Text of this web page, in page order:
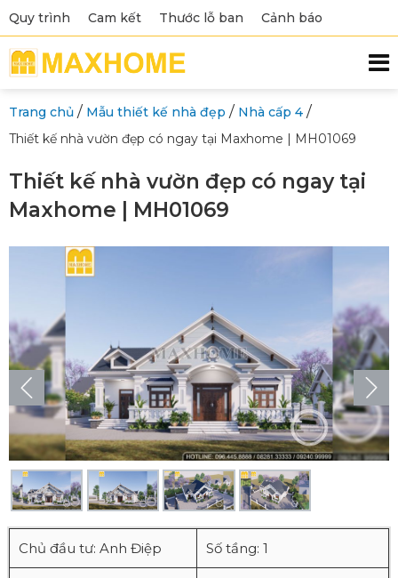
Quy trình Cam kết Thước lỗ ban Cảnh báo
Trang chủ / Mẫu thiết kế nhà đẹp / Nhà cấp 4 /
Thiết kế nhà vườn đẹp có ngay tại Maxhome | MH01069
Thiết kế nhà vườn đẹp có ngay tại
Maxhome | MH01069
Chủ đầu tư: Anh Điệp Số tầng: 1